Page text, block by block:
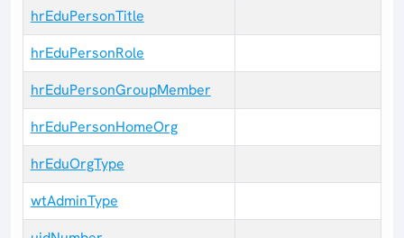
hrEduPersonTitle
hrEduPersonRole
hrEduPersonGroupMember
hrEduPersonHomeOrg
hrEduOrgType
wtAdminType